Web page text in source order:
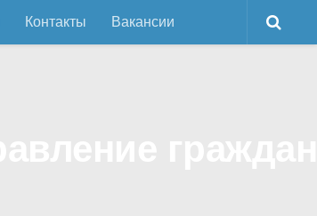
Контакты Вакансии